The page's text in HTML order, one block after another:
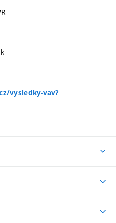
vysledky-vav?